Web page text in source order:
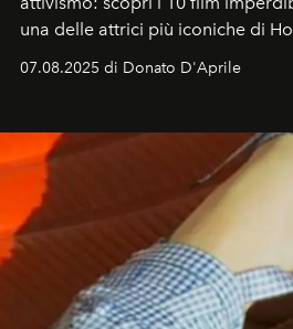
una delle attrici più iconiche di
07.08.2025 di Donato D'Aprile